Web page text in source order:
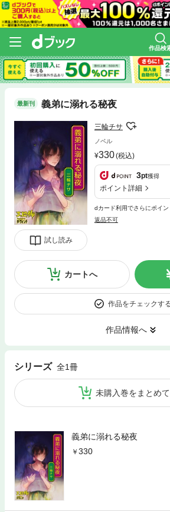
作品検
最新刊 義弟に溺れる秘夜
試し読み
三輪チサ
ノベル
330(税込)
3pt獲得
ポイント詳細
dカード利用でさらにポイ
返品不可
カートへ
作品をチェックす
作品情報へ
シリーズ 全1冊
未購入巻をまとめ
義弟に溺れる秘夜
330